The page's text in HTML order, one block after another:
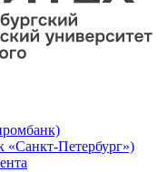
«Санкт-Петербург»)